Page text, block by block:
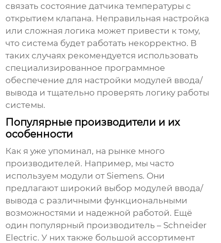
связать состояние датчика температуры с
открытием клапана. Неправильная настройка
или сложная логика может привести к тому,
что система будет работать некорректно. В
таких случаях рекомендуется использовать
специализированное программное
обеспечение для настройки модулей ввода/
вывода и тщательно проверять логику работы
системы.
Популярные производители и их
особенности
Как я уже упоминал, на рынке много
производителей. Например, мы часто
используем модули от Siemens. Они
предлагают широкий выбор модулей ввода/
вывода с различными функциональными
возможностями и надежной работой. Ещё
один популярный производитель – Schneider
Electric. У них также большой ассортимент